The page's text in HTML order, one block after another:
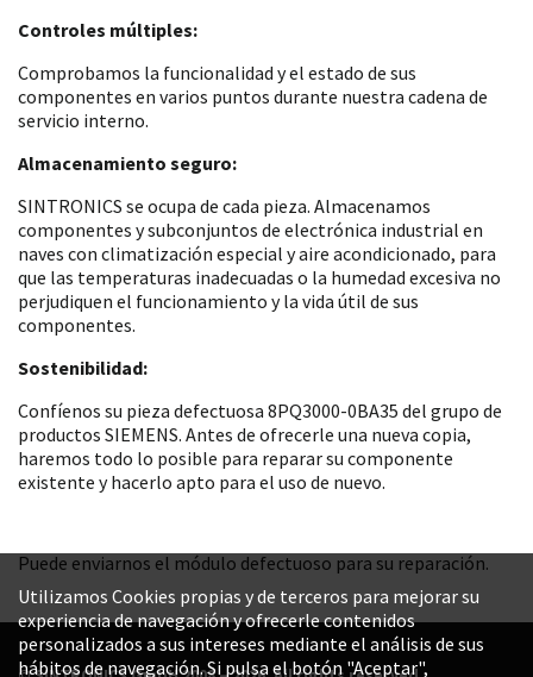
Controles múltiples:
Comprobamos la funcionalidad y el estado de sus
componentes en varios puntos durante nuestra cadena de
servicio interno.
Almacenamiento seguro:
SINTRONICS se ocupa de cada pieza. Almacenamos
componentes y subconjuntos de electrónica industrial en
naves con climatización especial y aire acondicionado, para
que las temperaturas inadecuadas o la humedad excesiva no
perjudiquen el funcionamiento y la vida útil de sus
componentes.
Sostenibilidad:
Confíenos su pieza defectuosa 8PQ3000-0BA35 del grupo de
productos SIEMENS. Antes de ofrecerle una nueva copia,
haremos todo lo posible para reparar su componente
existente y hacerlo apto para el uso de nuevo.
Puede enviarnos el módulo defectuoso para su reparación.
Utilizamos Cookies propias y de terceros para mejorar su
experiencia de navegación y ofrecerle contenidos
personalizados a sus intereses mediante el análisis de sus
hábitos de navegación. Si pulsa el botón "Aceptar",